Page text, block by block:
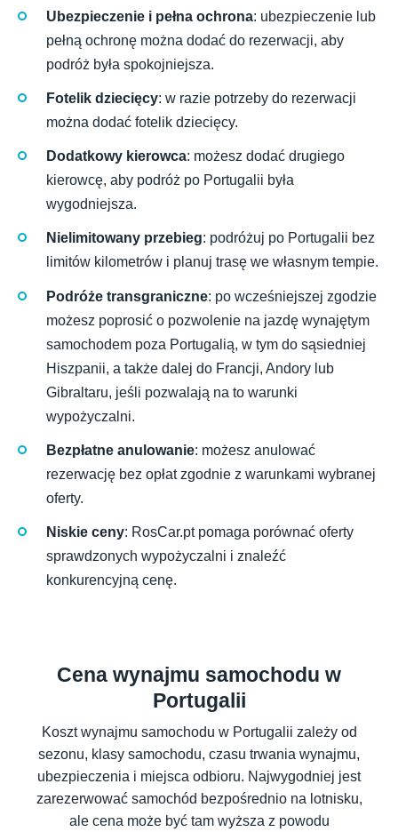
Ubezpieczenie i pełna ochrona: ubezpieczenie lub
pełną ochronę można dodać do rezerwacji, aby
podróż była spokojniejsza.
Fotelik dziecięcy: w razie potrzeby do rezerwacji
można dodać fotelik dziecięcy.
Dodatkowy kierowca: możesz dodać drugiego
kierowcę, aby podróż po Portugalii była
wygodniejsza.
Nielimitowany przebieg: podróżuj po Portugalii bez
limitów kilometrów i planuj trasę we własnym tempie.
Podróże transgraniczne: po wcześniejszej zgodzie
możesz poprosić o pozwolenie na jazdę wynajętym
samochodem poza Portugalią, w tym do sąsiedniej
Hiszpanii, a także dalej do Francji, Andory lub
Gibraltaru, jeśli pozwalają na to warunki
wypożyczalni.
Bezpłatne anulowanie: możesz anulować
rezerwację bez opłat zgodnie z warunkami wybranej
oferty.
Niskie ceny: RosCar.pt pomaga porównać oferty
sprawdzonych wypożyczalni i znaleźć
konkurencyjną cenę.
Cena wynajmu samochodu w
Portugalii
Koszt wynajmu samochodu w Portugalii zależy od
sezonu, klasy samochodu, czasu trwania wynajmu,
ubezpieczenia i miejsca odbioru. Najwygodniej jest
zarezerwować samochód bezpośrednio na lotnisku,
ale cena może być tam wyższa z powodu